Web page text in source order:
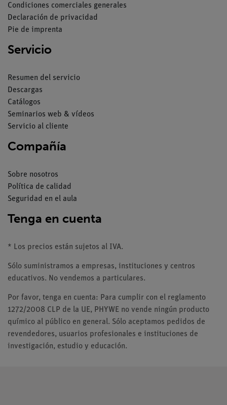
Condiciones comerciales generales
Declaración de privacidad
Pie de imprenta
Servicio
Resumen del servicio
Descargas
Catálogos
Seminarios web & vídeos
Servicio al cliente
Compañía
Sobre nosotros
Política de calidad
Seguridad en el aula
Tenga en cuenta
* Los precios están sujetos al IVA.
Sólo suministramos a empresas, instituciones y centros
educativos. No vendemos a particulares.
Por favor, tenga en cuenta: Para cumplir con el reglamento
1272/2008 CLP de la UE, PHYWE no vende ningún producto
químico al público en general. Sólo aceptamos pedidos de
revendedores, usuarios profesionales e instituciones de
investigación, estudio y educación.